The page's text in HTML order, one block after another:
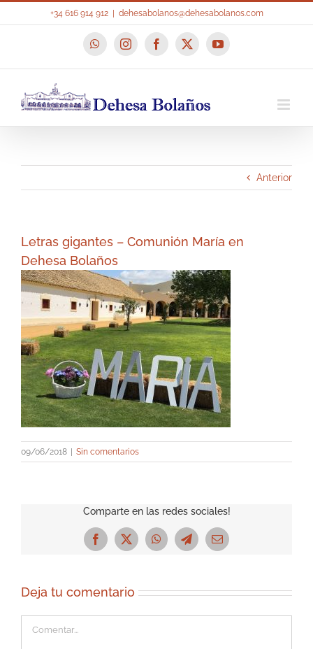
+34 616 914 912 dehesabolanos@dehesabolanos.com
WhatsAppInstagramFacebook
X YouTube
Anterior
Letras gigantes – Comunión María en
Dehesa Bolaños
09/06/2018 Sin comentarios
Comparte en las redes sociales!
Facebook
X WhatsAppTelegramCorreo
Deja tu comentario